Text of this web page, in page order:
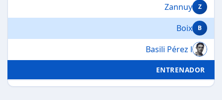
Zannuy Z
Boix B
Basili Pérez l
ENTRENADOR